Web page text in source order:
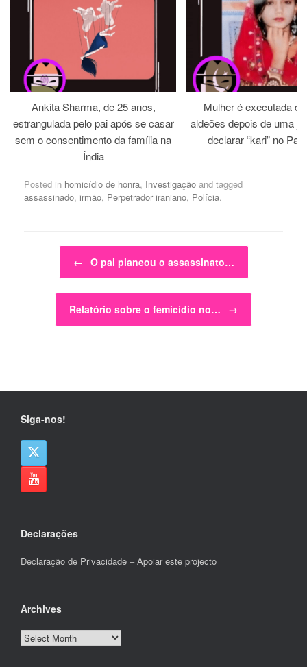
Ankita Sharma, de 25 anos,
estrangulada pelo pai após se casar
sem o consentimento da família na
Índia
Mulher é executada
aldeões depois de uma
declarar “kari” no
Posted in homicídio de honra, Investigação and tagged
assassinado, irmão, Perpetrador iraniano, Polícia.
Post navigation
← O pai planeou o assassinato…
Relatório sobre o femicídio no… →
Siga-nos!
Declarações
Declaração de Privacidade –Apoiar este projecto
Archives
Archives